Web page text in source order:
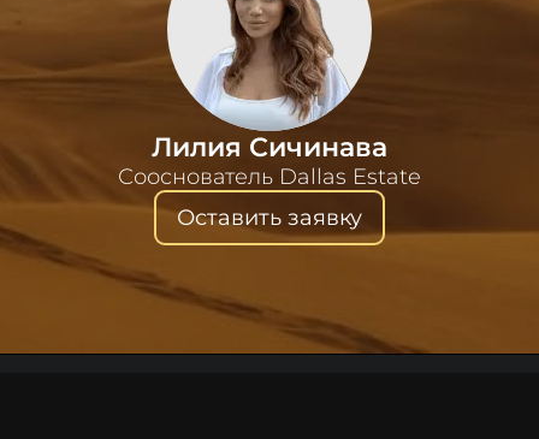
Лилия Сичинава
Сооснователь Dallas Estate
Оставить заявку